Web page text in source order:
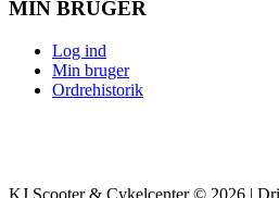
MIN BRUGER
Log ind
Min bruger
Ordrehistorik